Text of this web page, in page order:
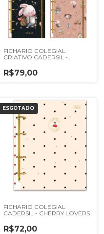
FICHARIO COLEGIAL
CRIATIVO CADERSIL -
R$79,00
ESGOTADO
FICHARIO COLEGIAL
CADERSIL - CHERRY LOVERS
R$72,00